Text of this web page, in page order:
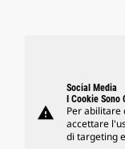
warning
Social Media
I Cookie
Per abilitare
accettare
di targeting